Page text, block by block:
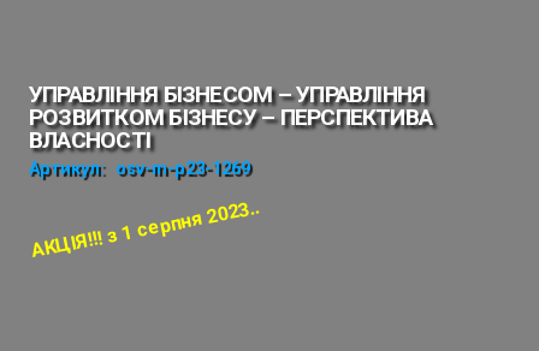
УПРАВЛІННЯ БІЗНЕСОМ – УПРАВЛІННЯ
РОЗВИТКОМ БІЗНЕСУ – ПЕРСПЕКТИВА
ВЛАСНОСТІ
Артикул: osv-m-p23-1269
АКЦІЯ!!! з 1 серпня 2023..